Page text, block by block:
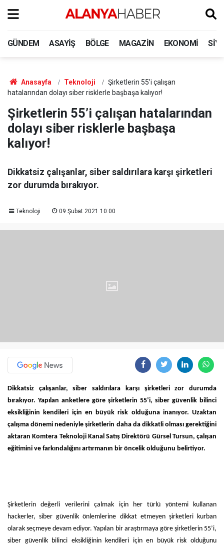
GÜNDEM ASAYIŞ BÖLGE MAGAZIN EKONOMI
Anasayfa Teknoloji
Şirketlerin 55’i çalışan
hatalarından dolayı siber risklerle başbaşa kalıyor!
Şirketlerin 55’i çalışan hatalarından
dolayı siber risklerle başbaşa
kalıyor!
Dikkatsiz çalışanlar, siber saldırılara karşı şirketleri
zor durumda bırakıyor.
Teknoloji 09 Şubat 2021 10:00
Dikkatsiz çalışanlar, siber saldırılara karşı şirketleri zor durumda
bırakıyor. Yapılan anketlere göre şirketlerin 55’i, siber güvenlik bilinci
eksikliğinin kendileri için en büyük risk olduğuna inanıyor. Uzaktan
çalışma dönemi nedeniyle şirketlerin daha da dikkatli olması gerektiğini
aktaran Komtera Teknoloji Kanal Satış Direktörü Gürsel Tursun, çalışan
eğitimini ve farkındalığını artırmanın bir öncelik olduğunu belirtiyor.
Şirketlerin değerli verilerini çalmak için her türlü yöntemi kullanan
hackerler, siber güvenlik önlemlerine dikkat etmeyen şirketleri kurban
olarak seçmeye devam ediyor. Yapılan bir araştırmaya göre şirketlerin 55’i,
siber güvenlik bilinci eksikliğinin kendileri için en büyük risk olduğunu